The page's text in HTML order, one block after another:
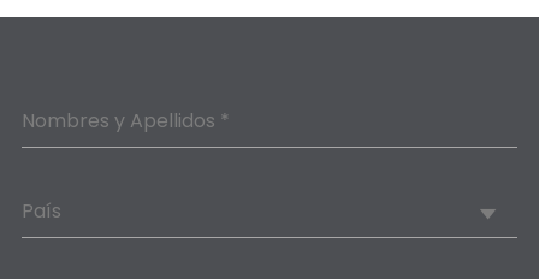
Nombres y Apellidos *
País